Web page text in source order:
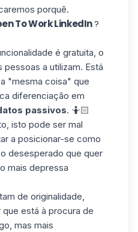
porquê.
To Work LinkedIn?
é gratuita, o
a utilizam. Está
"mesma coisa" que
diferenciação em
passivos. 🤷🏻
isto pode ser mal
a posicionar-se como
desesperado que quer
mais depressa
de originalidade,
está à procura de
mas mais